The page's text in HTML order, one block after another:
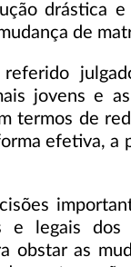
drástica
de
jovens e
termos de
efetiva, a
e legais
obstar as